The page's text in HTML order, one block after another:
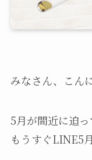
みなさん、こん
5月が間近に迫っ
もうすぐLINE5